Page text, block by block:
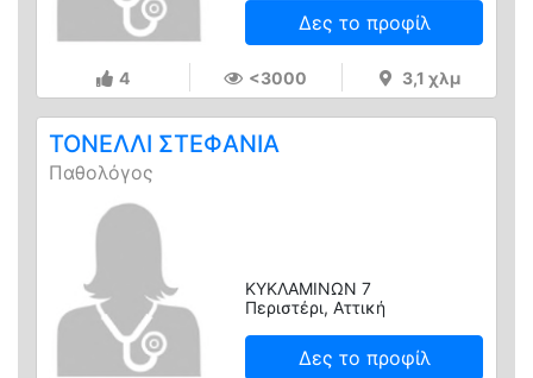
Δες το προφίλ
4 <3000 3,1 χλμ
ΤΟΝΕΛΛΙ ΣΤΕΦΑΝΙΑ
Παθολόγος
ΚΥΚΛΑΜΙΝΩΝ 7
Περιστέρι, Αττική
Δες το προφίλ